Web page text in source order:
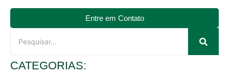
Entre em Contato
CATEGORIAS: